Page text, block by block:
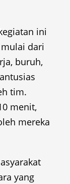
ini
dari
buruh,
tim.
menit,
mereka
yang